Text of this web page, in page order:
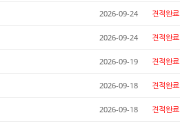
2026-09-24 견적완료
2026-09-24 견적완료
2026-09-19 견적완료
2026-09-18 견적완료
2026-09-18 견적완료